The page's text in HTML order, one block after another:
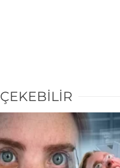
ÇEKEBİLİR